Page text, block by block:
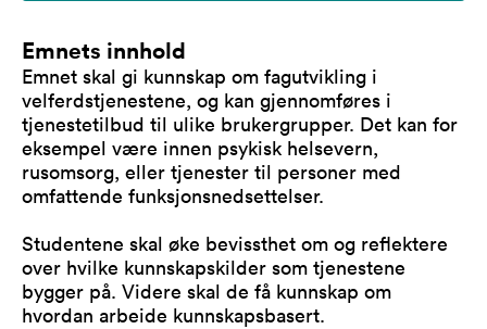
Emnets innhold
Emnet skal gi kunnskap om fagutvikling i
velferdstjenestene, og kan gjennomføres i
tjenestetilbud til ulike brukergrupper. Det kan for
eksempel være innen psykisk helsevern,
rusomsorg, eller tjenester til personer med
omfattende funksjonsnedsettelser.
Studentene skal øke bevissthet om og reflektere
over hvilke kunnskapskilder som tjenestene
bygger på. Videre skal de få kunnskap om
hvordan arbeide kunnskapsbasert.